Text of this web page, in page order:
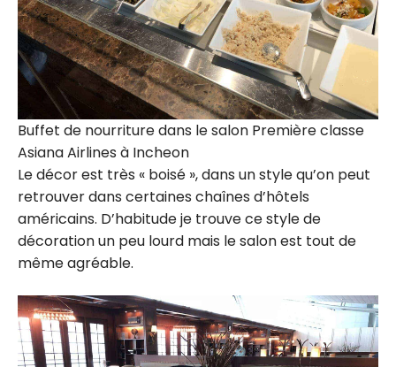
Buffet de nourriture dans le salon Première classe
Asiana Airlines à Incheon
Le décor est très « boisé », dans un style qu’on peut
retrouver dans certaines chaînes d’hôtels
américains. D’habitude je trouve ce style de
décoration un peu lourd mais le salon est tout de
même agréable.